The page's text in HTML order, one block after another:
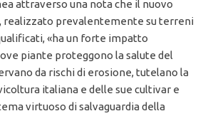
attraverso una nota che il nuovo
realizzato prevalentemente su terreni
«ha un forte impatto
piante proteggono la salute del
da rischi di erosione, tutelano la
italiana e delle sue cultivar e
virtuoso di salvaguardia della